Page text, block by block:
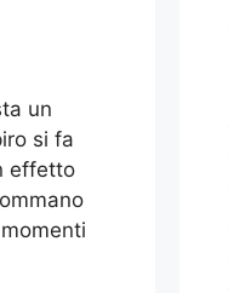
un
si fa
effetto